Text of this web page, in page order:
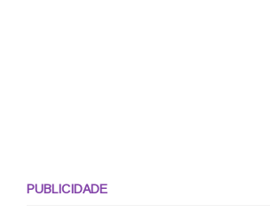
PUBLICIDADE